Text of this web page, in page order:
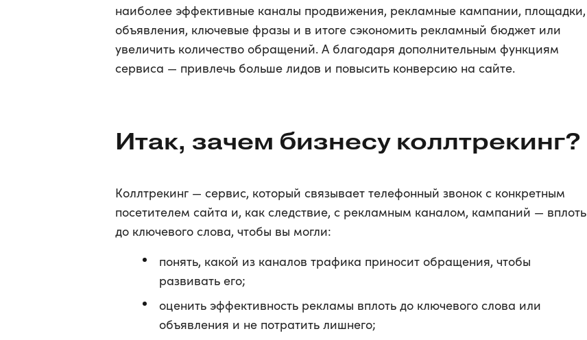
наиболее эффективные каналы продвижения, рекламные кампании, площадки,
объявления, ключевые фразы и в итоге сэкономить рекламный бюджет или
увеличить количество обращений. А благодаря дополнительным функциям
сервиса — привлечь больше лидов и повысить конверсию на сайте.
Итак, зачем бизнесу коллтрекинг?
Коллтрекинг — сервис, который связывает телефонный звонок с конкретным
посетителем сайта и, как следствие, с рекламным каналом, кампаний — вплоть
до ключевого слова, чтобы вы могли:
понять, какой из каналов трафика приносит обращения, чтобы
развивать его;
оценить эффективность рекламы вплоть до ключевого слова или
объявления и не потратить лишнего;